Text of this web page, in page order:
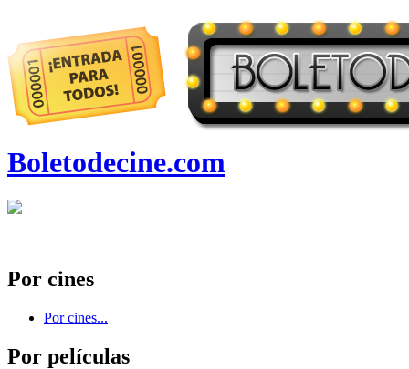
Boletodecine.com
Por cines
Por cines...
Por películas